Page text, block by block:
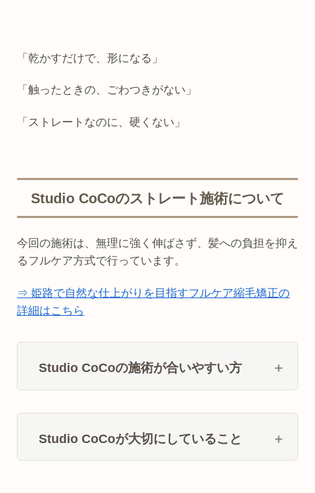
「乾かすだけで、形になる」
「触ったときの、ごわつきがない」
「ストレートなのに、硬くない」
Studio CoCoのストレート施術について
今回の施術は、無理に強く伸ばさず、髪への負担を抑え
るフルケア方式で行っています。
⇒ 姫路で自然な仕上がりを目指すフルケア縮毛矯正の
詳細はこちら
Studio CoCoの施術が合いやすい方
Studio CoCoが大切にしていること